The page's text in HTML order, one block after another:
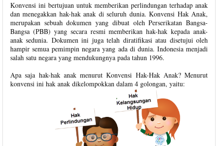
Konvensi ini bertujuan untuk memberikan perlindungan terhadap anak
dan menegakkan hak-hak anak di seluruh dunia. Konvensi Hak Anak,
merupakan sebuah dokumen yang dibuat oleh Perserikatan Bangsa-
Bangsa (PBB) yang secara resmi memberikan hak-hak kepada anak-
anak sedunia. Dokumen ini juga telah diratifikasi atau disetujui oleh
hampir semua pemimpin negara yang ada di dunia. Indonesia menjadi
salah satu negara yang mendukungnya pada tahun 1996.
Apa saja hak-hak anak menurut Konvensi Hak-Hak Anak? Menurut
konvensi ini hak anak dikelompokkan dalam 4 golongan, yaitu: